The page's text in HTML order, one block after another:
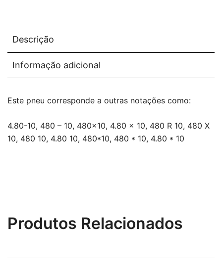
Descrição
Informação adicional
Este pneu corresponde a outras notações como:
4.80-10, 480 – 10, 480×10, 4.80 x 10, 480 R 10, 480 X
10, 480 10, 4.80 10, 480*10, 480 * 10, 4.80 * 10
Produtos Relacionados